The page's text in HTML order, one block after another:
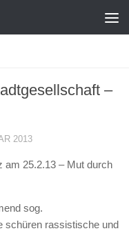
–
2013
am 25.2.13 – Mut durch
sog.
schüren rassistische und